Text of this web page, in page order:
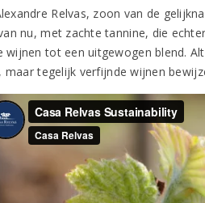
Relvas, zoon van de
nu, met zachte tannine, die
wijnen tot een uitgewogen blend.
maar tegelijk verfijnde wijnen